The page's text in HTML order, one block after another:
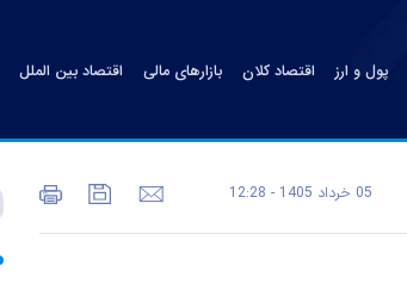
پول و ارز اقتصاد کلان بازارهای مالی اقتصاد بین الملل
05 خرداد 1405 - 12:28